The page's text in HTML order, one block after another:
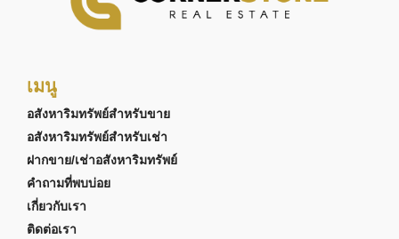
เมนู
อสังหาริมทรัพย์สำหรับขาย
อสังหาริมทรัพย์สำหรับเช่า
ฝากขาย/เช่าอสังหาริมทรัพย์
คำถามที่พบบ่อย
เกี่ยวกับเรา
ติดต่อเรา